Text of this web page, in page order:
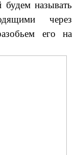
называть
через
его на